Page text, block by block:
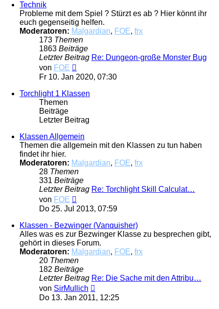
Technik
Probleme mit dem Spiel ? Stürzt es ab ? Hier könnt ihr
euch gegenseitig helfen.
Moderatoren: Malgardian, FOE, frx
173 Themen
1863 Beiträge
Letzter Beitrag Re: Dungeon-große Monster Bug
von FOE
Beitrag
Fr 10. Jan 2020, 07:30
Torchlight 1 Klassen
Themen
Beiträge
Letzter Beitrag
Klassen Allgemein
Themen die allgemein mit den Klassen zu tun haben
findet ihr hier.
Moderatoren: Malgardian, FOE, frx
28 Themen
331 Beiträge
Letzter Beitrag Re: Torchlight Skill Calculat…
von FOE
Beitrag
Do 25. Jul 2013, 07:59
Klassen - Bezwinger (Vanquisher)
Alles was es zur Bezwinger Klasse zu besprechen gibt,
gehört in dieses Forum.
Moderatoren: Malgardian, FOE, frx
20 Themen
182 Beiträge
Letzter Beitrag Re: Die Sache mit den Attribu…
von SirMullich
Beitrag
Do 13. Jan 2011, 12:25